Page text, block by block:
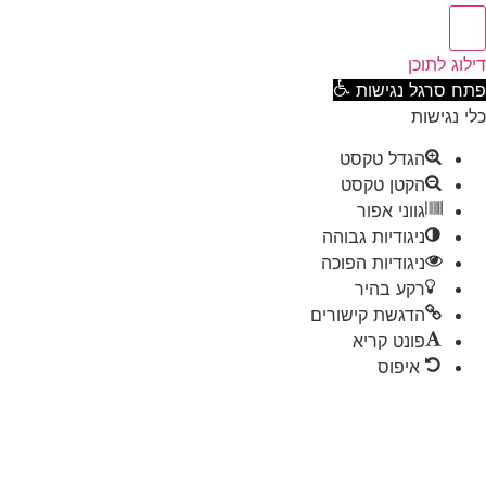
לתוכן
סרגל נגישות
נגישות
הגדל טקסט
הקטן טקסט
גווני אפור
ניגודיות גבוהה
ניגודיות הפוכה
רקע בהיר
הדגשת קישורים
פונט קריא
איפוס